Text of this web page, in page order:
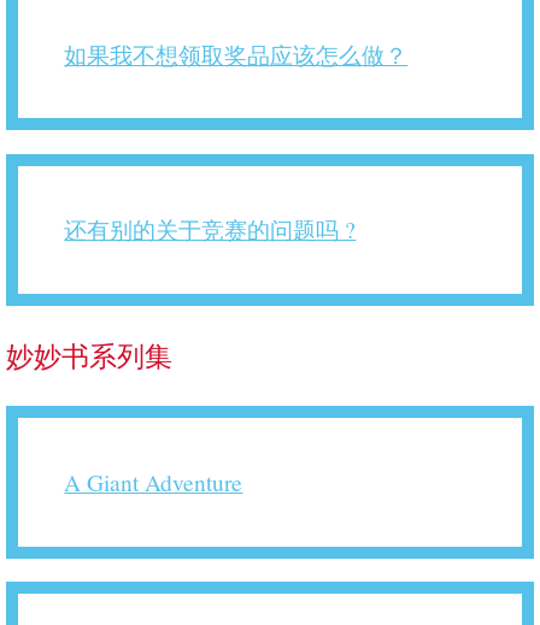
如果我不想领取奖品应该怎么做？
还有别的关于竞赛的问题吗 ?
妙妙书系列集
A Giant Adventure